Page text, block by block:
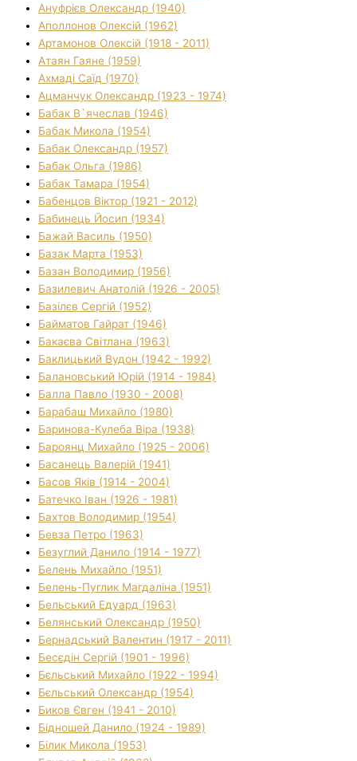
Ануфрієв Олександр (1940)
Аполлонов Олексій (1962)
Артамонов Олексій (1918 - 2011)
Атаян Гаяне (1959)
Ахмаді Саїд (1970)
Ацманчук Олександр (1923 - 1974)
Бабак В`ячеслав (1946)
Бабак Микола (1954)
Бабак Олександр (1957)
Бабак Ольга (1986)
Бабак Тамара (1954)
Бабенцов Віктор (1921 - 2012)
Бабинець Йосип (1934)
Бажай Василь (1950)
Базак Марта (1953)
Базан Володимир (1956)
Базилевич Анатолій (1926 - 2005)
Базілєв Сергій (1952)
Байматов Гайрат (1946)
Бакаєва Світлана (1963)
Баклицький Вудон (1942 - 1992)
Балановський Юрій (1914 - 1984)
Балла Павло (1930 - 2008)
Барабаш Михайло (1980)
Баринова-Кулеба Віра (1938)
Бароянц Михайло (1925 - 2006)
Басанець Валерій (1941)
Басов Яків (1914 - 2004)
Батечко Іван (1926 - 1981)
Бахтов Володимир (1954)
Бевза Петро (1963)
Безуглий Данило (1914 - 1977)
Белень Михайло (1951)
Белень-Пуглик Магдаліна (1951)
Бельський Едуард (1963)
Белянський Олександр (1950)
Бернадський Валентин (1917 - 2011)
Бесєдін Сергій (1901 - 1996)
Бєльський Михайло (1922 - 1994)
Бєльський Олександр (1954)
Биков Євген (1941 - 2010)
Бідношей Данило (1924 - 1989)
Білик Микола (1953)